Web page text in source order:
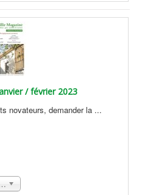
/ février 2023
novateurs, demander la ...
et DOM Sans surcoût